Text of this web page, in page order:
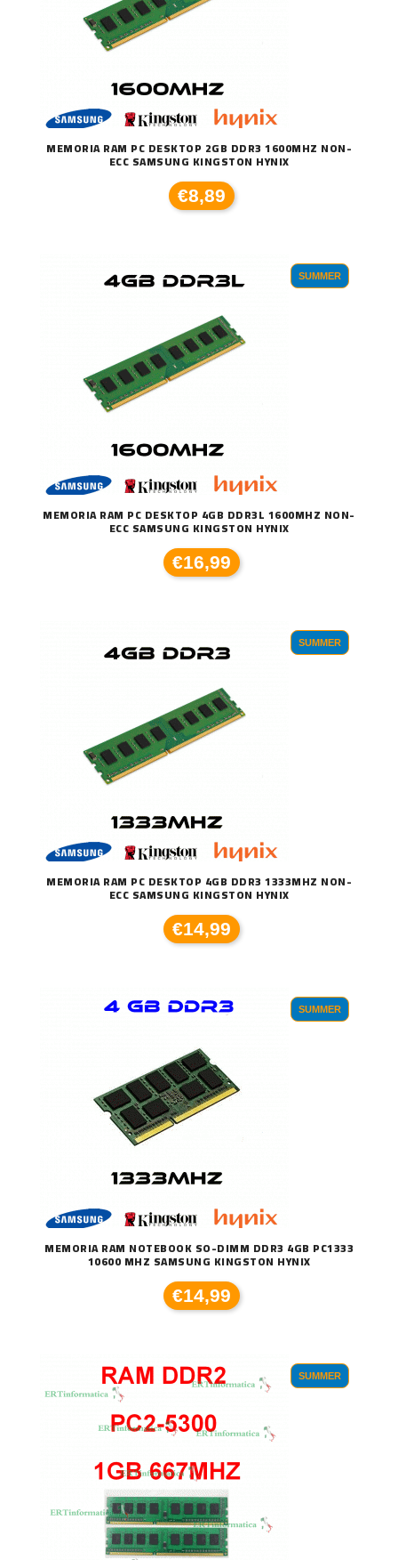
MEMORIA RAM PC DESKTOP 2GB DDR3 1600MHZ NON-
ECC SAMSUNG KINGSTON HYNIX
€8,89
SUMMER
MEMORIA RAM PC DESKTOP 4GB DDR3L 1600MHZ NON-
ECC SAMSUNG KINGSTON HYNIX
€16,99
SUMMER
MEMORIA RAM PC DESKTOP 4GB DDR3 1333MHZ NON-
ECC SAMSUNG KINGSTON HYNIX
€14,99
SUMMER
MEMORIA RAM NOTEBOOK SO-DIMM DDR3 4GB PC1333
10600 MHZ SAMSUNG KINGSTON HYNIX
€14,99
SUMMER